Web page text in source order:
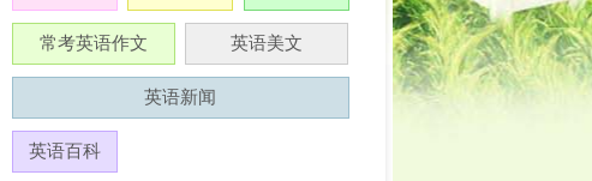
文
板
文
常考英语作文 英语美文
英语新闻
英语百科